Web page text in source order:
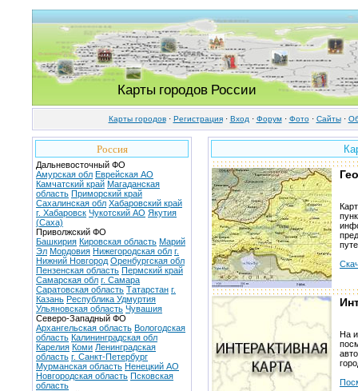
Карты городов России
Карты городов· Регистрация· Вход · Форум· Фото· Cайты·
Россия
Дальневосточный ФО
Амурская обл Еврейская АО
Камчатский край Магаданская
область Приморский край
Сахалинская обл Хабаровский край
г. Хабаровск Чукотский АО Якутия
(Саха)
Приволжский ФО
Башкирия Кировская область Марий
Эл Мордовия Нижегородская обл г.
Нижний Новгород Оренбургская обл
Пензенская область Пермский край
Самарская обл г. Самара
Саратовская область Татарстан г.
Казань Республика Удмуртия
Ульяновская область Чувашия
Северо-Западный ФО
Архангельская область Вологодская
область Калининградская обл
Карелия Коми Ленинградская
область г. Санкт-Петербург
Мурманская область Ненецкий АО
Новгородская область Псковская
область
На